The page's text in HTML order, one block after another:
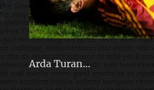
Arda Turan…